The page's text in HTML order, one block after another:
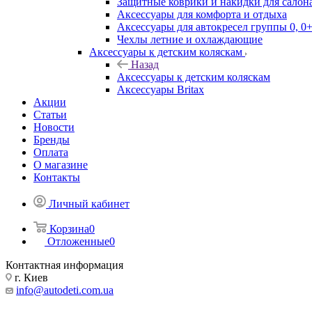
Аксессуары для комфорта и отдыха
Аксессуары для автокресел группы 0,
Чехлы летние и охлаждающие
Аксессуары к детским коляскам
Назад
Аксессуары к детским коляскам
Аксессуары Britax
Акции
Статьи
Новости
Бренды
Оплата
О магазине
Контакты
Личный кабинет
Корзина0
Отложенные0
Контактная информация
г. Киев
info@autodeti.com.ua